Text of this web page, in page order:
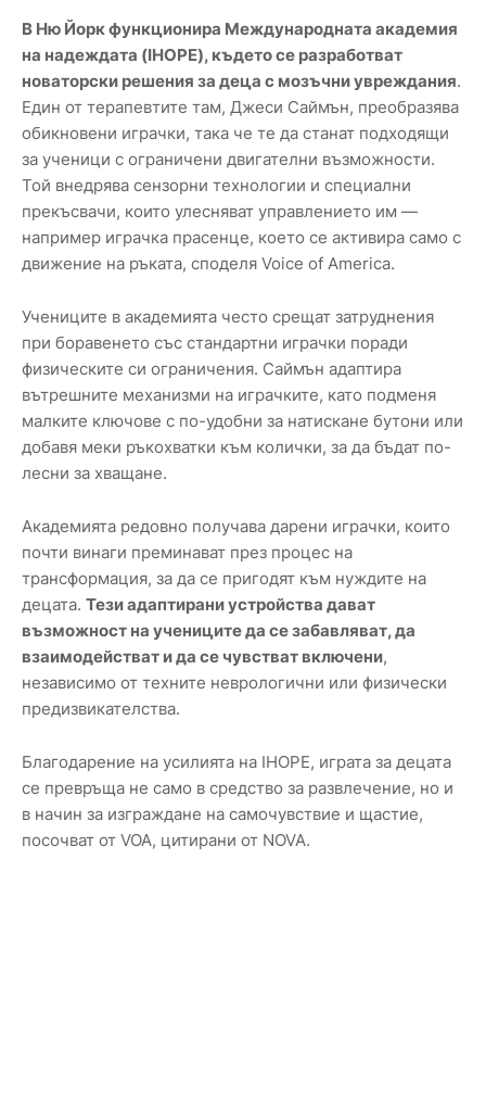
В Ню Йорк функционира Международната академия
на надеждата (IHOPE), където се разработват
новаторски решения за деца с мозъчни увреждания.
Един от терапевтите там, Джеси Саймън, преобразява
обикновени играчки, така че те да станат подходящи
за ученици с ограничени двигателни възможности.
Той внедрява сензорни технологии и специални
прекъсвачи, които улесняват управлението им —
например играчка прасенце, което се активира само с
движение на ръката, споделя Voice of America.
Учениците в академията често срещат затруднения
при боравенето със стандартни играчки поради
физическите си ограничения. Саймън адаптира
вътрешните механизми на играчките, като подменя
малките ключове с по-удобни за натискане бутони или
добавя меки ръкохватки към колички, за да бъдат по-
лесни за хващане.
Академията редовно получава дарени играчки, които
почти винаги преминават през процес на
трансформация, за да се пригодят към нуждите на
децата. Тези адаптирани устройства дават
възможност на учениците да се забавляват, да
взаимодействат и да се чувстват включени,
независимо от техните неврологични или физически
предизвикателства.
Благодарение на усилията на IHOPE, играта за децата
се превръща не само в средство за развлечение, но и
в начин за изграждане на самочувствие и щастие,
посочват от VOA, цитирани от NOVA.